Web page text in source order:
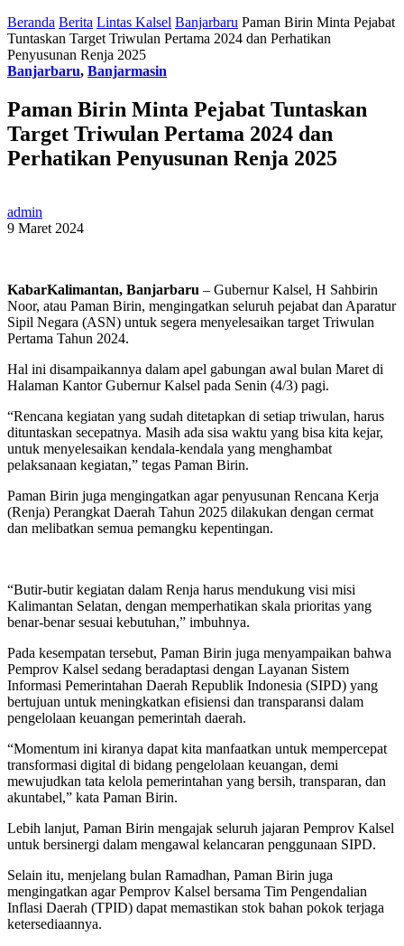
Beranda Berita Lintas Kalsel Banjarbaru Paman Birin Minta Pejabat
Tuntaskan Target Triwulan Pertama 2024 dan Perhatikan
Penyusunan Renja 2025
Banjarbaru, Banjarmasin
Paman Birin Minta Pejabat Tuntaskan
Target Triwulan Pertama 2024 dan
Perhatikan Penyusunan Renja 2025
admin
9 Maret 2024
KabarKalimantan, Banjarbaru – Gubernur Kalsel, H Sahbirin
Noor, atau Paman Birin, mengingatkan seluruh pejabat dan Aparatur
Sipil Negara (ASN) untuk segera menyelesaikan target Triwulan
Pertama Tahun 2024.
Hal ini disampaikannya dalam apel gabungan awal bulan Maret di
Halaman Kantor Gubernur Kalsel pada Senin (4/3) pagi.
“Rencana kegiatan yang sudah ditetapkan di setiap triwulan, harus
dituntaskan secepatnya. Masih ada sisa waktu yang bisa kita kejar,
untuk menyelesaikan kendala-kendala yang menghambat
pelaksanaan kegiatan,” tegas Paman Birin.
Paman Birin juga mengingatkan agar penyusunan Rencana Kerja
(Renja) Perangkat Daerah Tahun 2025 dilakukan dengan cermat
dan melibatkan semua pemangku kepentingan.
“Butir-butir kegiatan dalam Renja harus mendukung visi misi
Kalimantan Selatan, dengan memperhatikan skala prioritas yang
benar-benar sesuai kebutuhan,” imbuhnya.
Pada kesempatan tersebut, Paman Birin juga menyampaikan bahwa
Pemprov Kalsel sedang beradaptasi dengan Layanan Sistem
Informasi Pemerintahan Daerah Republik Indonesia (SIPD) yang
bertujuan untuk meningkatkan efisiensi dan transparansi dalam
pengelolaan keuangan pemerintah daerah.
“Momentum ini kiranya dapat kita manfaatkan untuk mempercepat
transformasi digital di bidang pengelolaan keuangan, demi
mewujudkan tata kelola pemerintahan yang bersih, transparan, dan
akuntabel,” kata Paman Birin.
Lebih lanjut, Paman Birin mengajak seluruh jajaran Pemprov Kalsel
untuk bersinergi dalam mengawal kelancaran penggunaan SIPD.
Selain itu, menjelang bulan Ramadhan, Paman Birin juga
mengingatkan agar Pemprov Kalsel bersama Tim Pengendalian
Inflasi Daerah (TPID) dapat memastikan stok bahan pokok terjaga
ketersediaannya.